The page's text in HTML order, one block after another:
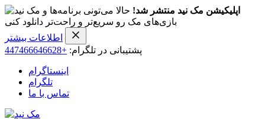
اپلیکیشن مک نید منتشر شد! حالا می‌تونی برنامه‌ها و
بازی‌های مک رو سریع‌تر و راحت‌تر دانلود کنی
اطلاعات بیشتر
پشتیبانی در تلگرام: +447466646628
اینستاگرام
تلگرام
تماس با ما